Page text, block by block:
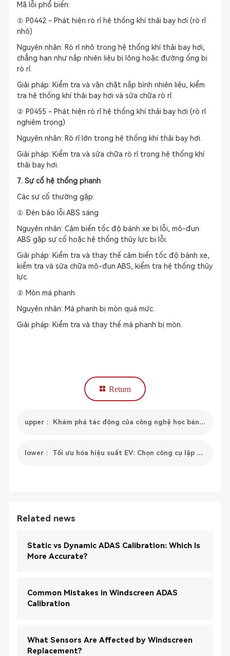
Mã lỗi phổ biến:
① P0442 - Phát hiện rò rỉ hệ thống khí thải bay hơi (rò rỉ
nhỏ)
Nguyên nhân: Rò rỉ nhỏ trong hệ thống khí thải bay hơi,
chẳng hạn như nắp nhiên liệu bị lỏng hoặc đường ống bị
rò rỉ.
Giải pháp: Kiểm tra và vặn chặt nắp bình nhiên liệu, kiểm
tra hệ thống khí thải bay hơi và sửa chữa rò rỉ.
② P0455 - Phát hiện rò rỉ hệ thống khí thải bay hơi (rò rỉ
nghiêm trọng)
Nguyên nhân: Rò rỉ lớn trong hệ thống khí thải bay hơi.
Giải pháp: Kiểm tra và sửa chữa rò rỉ trong hệ thống khí
thải bay hơi.
7. Sự cố hệ thống phanh
Các sự cố thường gặp:
① Đèn báo lỗi ABS sáng
Nguyên nhân: Cảm biến tốc độ bánh xe bị lỗi, mô-đun
ABS gặp sự cố hoặc hệ thống thủy lực bị lỗi.
Giải pháp: Kiểm tra và thay thế cảm biến tốc độ bánh xe,
kiểm tra và sửa chữa mô-đun ABS, kiểm tra hệ thống thủy
lực.
② Mòn má phanh
Nguyên nhân: Má phanh bị mòn quá mức.
Giải pháp: Kiểm tra và thay thế má phanh bị mòn.
Return
upper： Khám phá tác động của công nghệ học bánh răng trong hệ thống ô tô
lower： Tối ưu hóa hiệu suất EV: Chọn công cụ lập trình EV phù hợp
Related news
Static vs Dynamic ADAS Calibration: Which Is
More Accurate?
Common Mistakes in Windscreen ADAS
Calibration
What Sensors Are Affected by Windscreen
Replacement?